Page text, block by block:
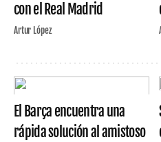
con el Real Madrid
Artur López
El Barça encuentra una
rápida solución al amistoso